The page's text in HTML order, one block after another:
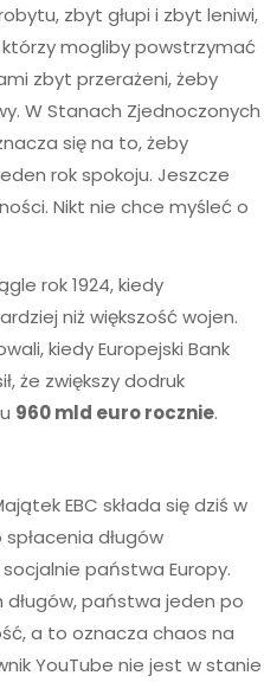
zbyt głupi i zbyt leniwi,
mogliby powstrzymać
zbyt przerażeni, żeby
W Stanach Zjednoczonych
się na to, żeby
rok spokoju. Jeszcze
Nikt nie chce myśleć o
rok 1924, kiedy
niż większość wojen.
kiedy Europejski Bank
że zwiększy dodruk
960 mld euro rocznie.
EBC składa się dziś w
długów
państwa Europy.
długów, państwa jeden po
a to oznacza chaos na
YouTube nie jest w stanie